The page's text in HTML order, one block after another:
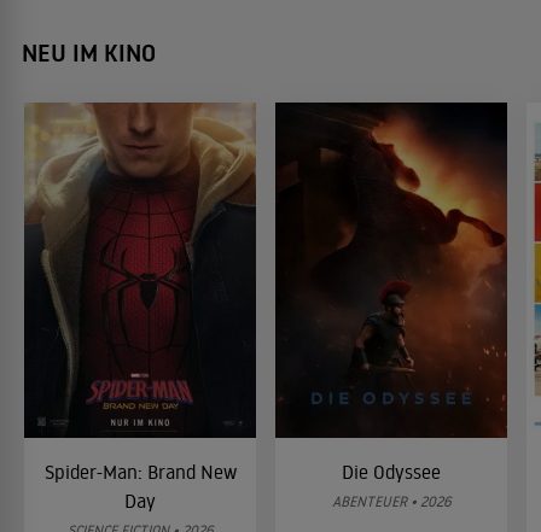
NEU IM KINO
Spider-Man: Brand New
Day
Die Odyssee
ABENTEUER • 2026